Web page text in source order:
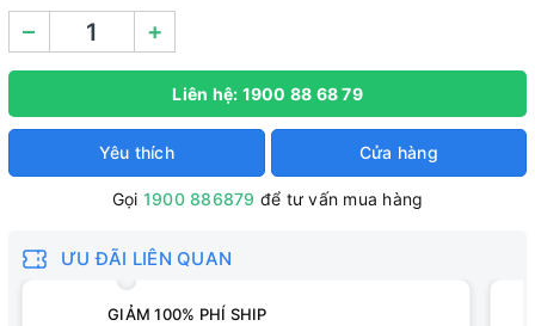
– +
Liên hệ: 1900 88 68 79
Yêu thích Cửa hàng
Gọi 1900 886879 để tư vấn mua hàng
ƯU ĐÃI LIÊN QUAN
GIẢM 100% PHÍ SHIP